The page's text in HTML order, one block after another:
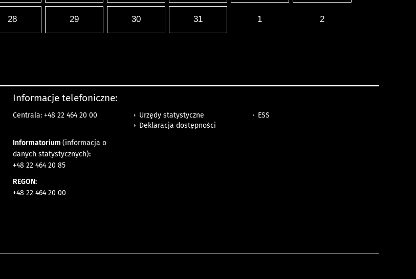
28 29 30 31 1 2
Informacje telefoniczne:
Centrala: +48 22 464 20 00
Informatorium (informacja o
danych statystycznych):
+48 22 464 20 85
REGON:
+48 22 464 20 00
Urzędy statystyczne
Deklaracja dostępności
ESS